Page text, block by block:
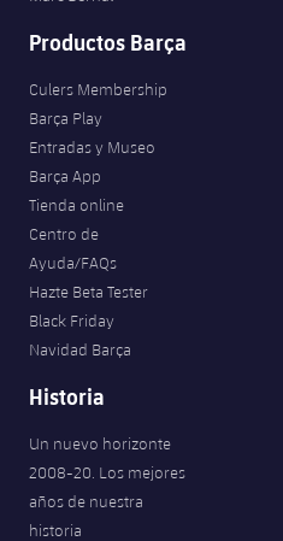
Productos Barça
Culers Membership
Barça Play
Entradas y Museo
Barça App
Tienda online
Centro de
Ayuda/FAQs
Hazte Beta Tester
Black Friday
Navidad Barça
Historia
Un nuevo horizonte
2008-20. Los mejores
años de nuestra
historia